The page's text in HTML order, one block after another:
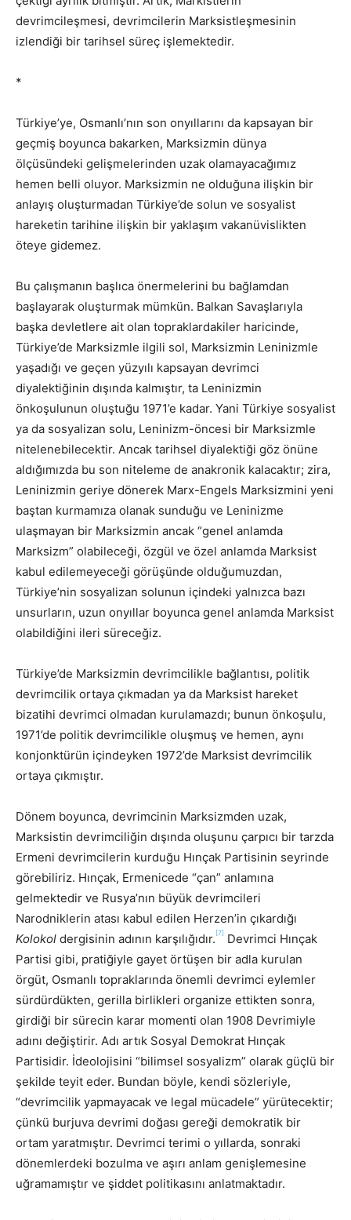
devrimcileşmesi, devrimcilerin Marksistleşmesinin
izlendiği bir tarihsel süreç işlemektedir.
*
Türkiye’ye, Osmanlı’nın son onyıllarını da kapsayan bir
geçmiş boyunca bakarken, Marksizmin dünya
ölçüsündeki gelişmelerinden uzak olamayacağımız
hemen belli oluyor. Marksizmin ne olduğuna ilişkin bir
anlayış oluşturmadan Türkiye’de solun ve sosyalist
hareketin tarihine ilişkin bir yaklaşım vakanüvislikten
öteye gidemez.
Bu çalışmanın başlıca önermelerini bu bağlamdan
başlayarak oluşturmak mümkün. Balkan Savaşlarıyla
başka devletlere ait olan topraklardakiler haricinde,
Türkiye’de Marksizmle ilgili sol, Marksizmin Leninizmle
yaşadığı ve geçen yüzyılı kapsayan devrimci
diyalektiğinin dışında kalmıştır, ta Leninizmin
önkoşulunun oluştuğu 1971’e kadar. Yani Türkiye sosyalist
ya da sosyalizan solu, Leninizm-öncesi bir Marksizmle
nitelenebilecektir. Ancak tarihsel diyalektiği göz önüne
aldığımızda bu son niteleme de anakronik kalacaktır; zira,
Leninizmin geriye dönerek Marx-Engels Marksizmini yeni
baştan kurmamıza olanak sunduğu ve Leninizme
ulaşmayan bir Marksizmin ancak “genel anlamda
Marksizm” olabileceği, özgül ve özel anlamda Marksist
kabul edilemeyeceği görüşünde olduğumuzdan,
Türkiye’nin sosyalizan solunun içindeki yalnızca bazı
unsurların, uzun onyıllar boyunca genel anlamda Marksist
olabildiğini ileri süreceğiz.
Türkiye’de Marksizmin devrimcilikle bağlantısı, politik
devrimcilik ortaya çıkmadan ya da Marksist hareket
bizatihi devrimci olmadan kurulamazdı; bunun önkoşulu,
1971’de politik devrimcilikle oluşmuş ve hemen, aynı
konjonktürün içindeyken 1972’de Marksist devrimcilik
ortaya çıkmıştır.
Dönem boyunca, devrimcinin Marksizmden uzak,
Marksistin devrimciliğin dışında oluşunu çarpıcı bir tarzda
Ermeni devrimcilerin kurduğu Hınçak Partisinin seyrinde
görebiliriz. Hınçak, Ermenicede “çan” anlamına
gelmektedir ve Rusya’nın büyük devrimcileri
Narodniklerin atası kabul edilen Herzen’in çıkardığı
Kolokol dergisinin adının karşılığıdır. [7] Devrimci Hınçak
Partisi gibi, pratiğiyle gayet örtüşen bir adla kurulan
örgüt, Osmanlı topraklarında önemli devrimci eylemler
sürdürdükten, gerilla birlikleri organize ettikten sonra,
girdiği bir sürecin karar momenti olan 1908 Devrimiyle
adını değiştirir. Adı artık Sosyal Demokrat Hınçak
Partisidir. İdeolojisini “bilimsel sosyalizm” olarak güçlü bir
şekilde teyit eder. Bundan böyle, kendi sözleriyle,
“devrimcilik yapmayacak ve legal mücadele” yürütecektir;
çünkü burjuva devrimi doğası gereği demokratik bir
ortam yaratmıştır. Devrimci terimi o yıllarda, sonraki
dönemlerdeki bozulma ve aşırı anlam genişlemesine
uğramamıştır ve şiddet politikasını anlatmaktadır.